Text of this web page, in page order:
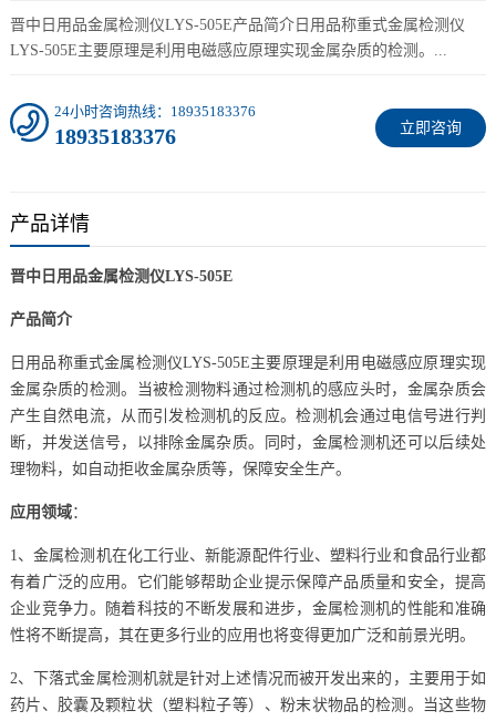
晋中日用品金属检测仪LYS-505E产品简介日用品称重式金属检测仪
LYS-505E主要原理是利用电磁感应原理实现金属杂质的检测。...
立即咨询
24小时咨询热线：18935183376
18935183376
产品详情
晋中日用品金属检测仪LYS-505E
产品简介
日用品称重式金属检测仪LYS-505E主要原理是利用电磁感应原理实现
金属杂质的检测。当被检测物料通过检测机的感应头时，金属杂质会
产生自然电流，从而引发检测机的反应。检测机会通过电信号进行判
断，并发送信号，以排除金属杂质。同时，金属检测机还可以后续处
理物料，如自动拒收金属杂质等，保障安全生产。
应用领域：
1、金属检测机在化工行业、新能源配件行业、塑料行业和食品行业都
有着广泛的应用。它们能够帮助企业提示保障产品质量和安全，提高
企业竞争力。随着科技的不断发展和进步，金属检测机的性能和准确
性将不断提高，其在更多行业的应用也将变得更加广泛和前景光明。
2、下落式金属检测机就是针对上述情况而被开发出来的，主要用于如
药片、胶囊及颗粒状（塑料粒子等）、粉末状物品的检测。当这些物